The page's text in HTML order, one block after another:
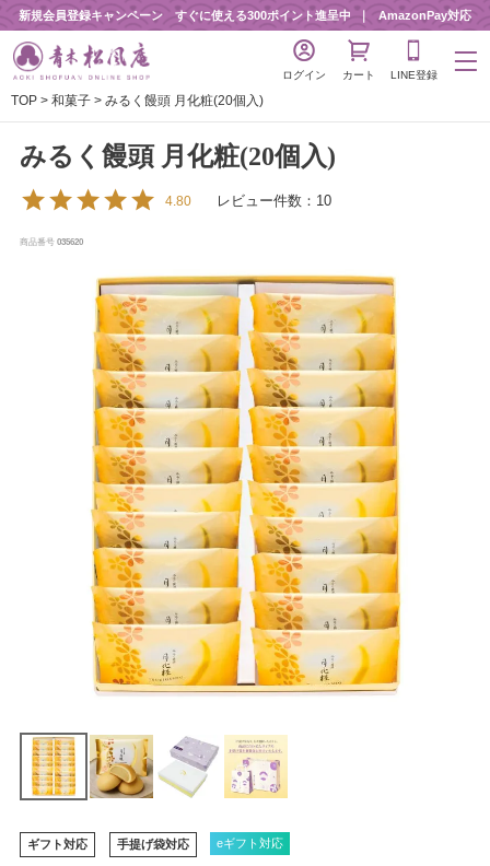
新規会員登録キャンペーン すぐに使える300ポイント進呈中 AmazonPay対応
ログイン カート LINE登録
TOP 和菓子 みるく饅頭 月化粧(20個入)
みるく饅頭 月化粧(20個入)
4.80 レビュー件数：10
商品番号 035620
ギフト対応 手提げ袋対応 eギフト対応